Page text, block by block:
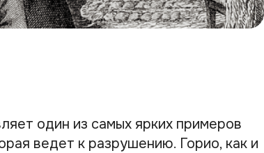
один из самых ярких примеров
ведет к разрушению. Горио, как и